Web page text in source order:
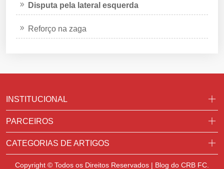
Disputa pela lateral esquerda
Reforço na zaga
INSTITUCIONAL
PARCEIROS
CATEGORIAS DE ARTIGOS
Copyright © Todos os Direitos Reservados | Blog do CRB FC.